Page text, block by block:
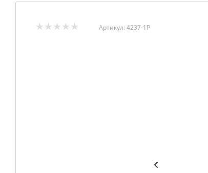
Артикул: 4237-1P